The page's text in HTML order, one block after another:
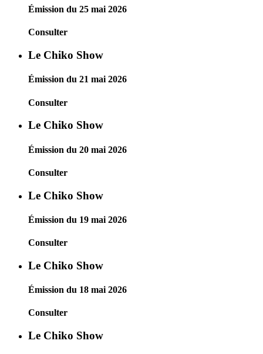
Émission du 25 mai 2026
Consulter
Le Chiko Show
Émission du 21 mai 2026
Consulter
Le Chiko Show
Émission du 20 mai 2026
Consulter
Le Chiko Show
Émission du 19 mai 2026
Consulter
Le Chiko Show
Émission du 18 mai 2026
Consulter
Le Chiko Show